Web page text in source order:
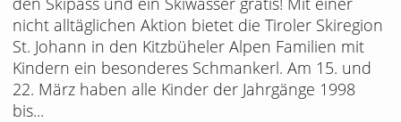
nicht alltäglichen Aktion bietet die Tiroler Skiregion
St. Johann in den Kitzbüheler Alpen Familien mit
Kindern ein besonderes Schmankerl. Am 15. und
22. März haben alle Kinder der Jahrgänge 1998
bis...